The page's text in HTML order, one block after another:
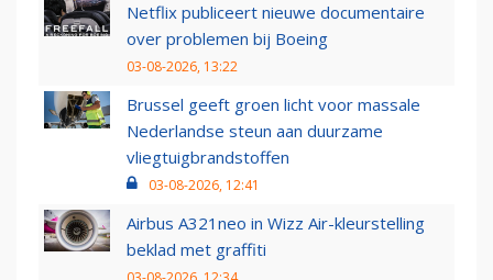
Netflix publiceert nieuwe documentaire
over problemen bij Boeing
03-08-2026, 13:22
Brussel geeft groen licht voor massale
Nederlandse steun aan duurzame
vliegtuigbrandstoffen
03-08-2026, 12:41
Airbus A321neo in Wizz Air-kleurstelling
beklad met graffiti